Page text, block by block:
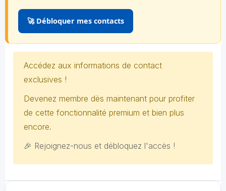
🚀 Débloquer mes contacts
Accédez aux informations de contact
exclusives !
Devenez membre dès maintenant pour profiter
de cette fonctionnalité premium et bien plus
encore.
🎉 Rejoignez-nous et débloquez l'accès !